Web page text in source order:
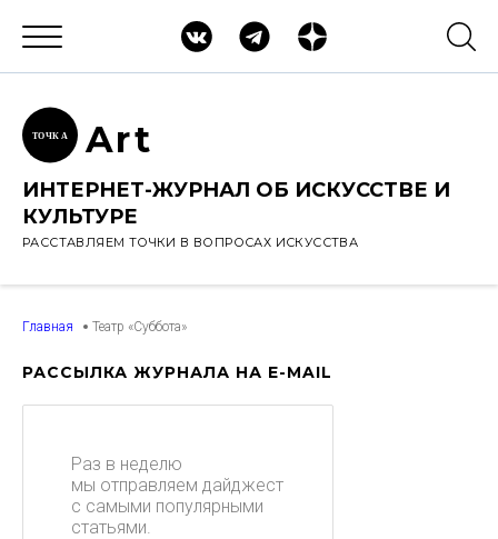
ТОЧК А Art
ИНТЕРНЕТ-ЖУРНАЛ ОБ ИСКУССТВЕ И
КУЛЬТУРЕ
РАССТАВЛЯЕМ ТОЧКИ В ВОПРОСАХ ИСКУССТВА
Главная Театр «Суббота»
РАССЫЛКА ЖУРНАЛА НА E-MAIL
Раз в неделю
мы отправляем дайджест
с самыми популярными
статьями.